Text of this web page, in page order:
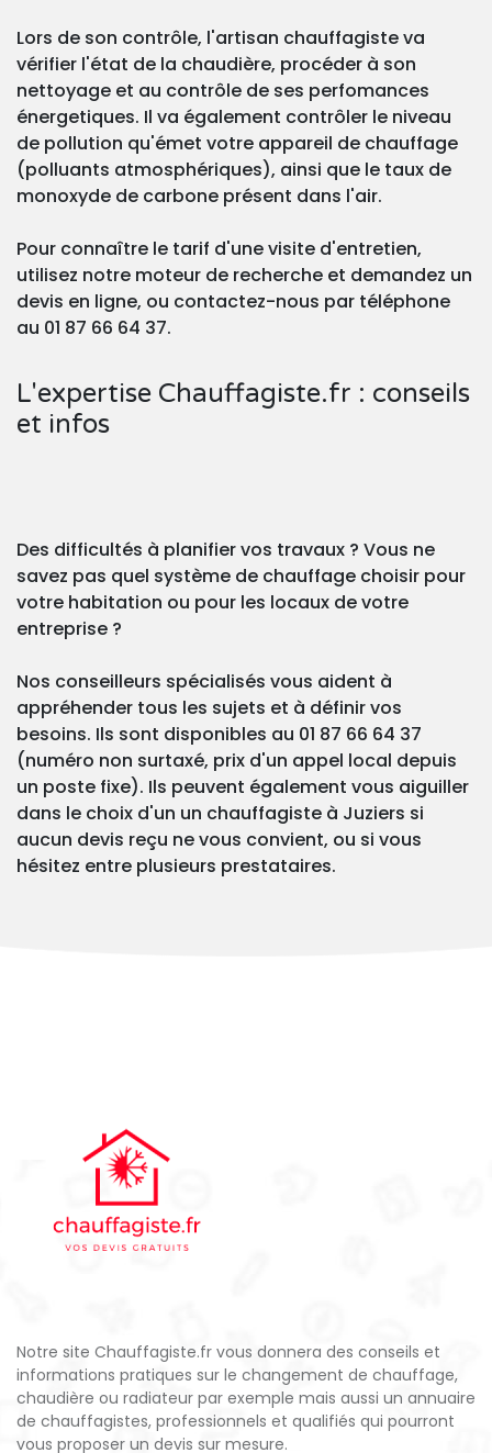
Lors de son contrôle, l'artisan chauffagiste va
vérifier l'état de la chaudière, procéder à son
nettoyage et au contrôle de ses perfomances
énergetiques. Il va également contrôler le niveau
de pollution qu'émet votre appareil de chauffage
(polluants atmosphériques), ainsi que le taux de
monoxyde de carbone présent dans l'air.
Pour connaître le tarif d'une visite d'entretien,
utilisez notre moteur de recherche et demandez un
devis en ligne, ou contactez-nous par téléphone
au 01 87 66 64 37.
L'expertise Chauffagiste.fr : conseils
et infos
Des difficultés à planifier vos travaux ? Vous ne
savez pas quel système de chauffage choisir pour
votre habitation ou pour les locaux de votre
entreprise ?
Nos conseilleurs spécialisés vous aident à
appréhender tous les sujets et à définir vos
besoins. Ils sont disponibles au 01 87 66 64 37
(numéro non surtaxé, prix d'un appel local depuis
un poste fixe). Ils peuvent également vous aiguiller
dans le choix d'un un chauffagiste à Juziers si
aucun devis reçu ne vous convient, ou si vous
hésitez entre plusieurs prestataires.
Notre site Chauffagiste.fr vous donnera des conseils et
informations pratiques sur le changement de chauffage,
chaudière ou radiateur par exemple mais aussi un annuaire
de chauffagistes, professionnels et qualifiés qui pourront
vous proposer un devis sur mesure.